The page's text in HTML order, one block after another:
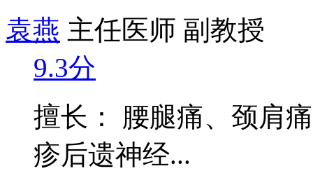
袁燕 主任医师 副教授
9.3分
擅长： 腰腿痛、颈肩
疹后遗神经...